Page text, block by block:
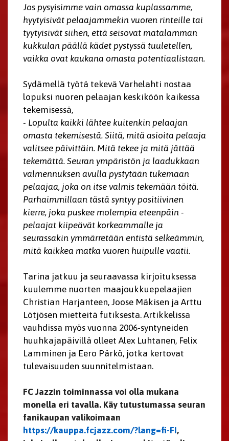
Jos pysyisimme vain omassa kuplassamme,
hyytyisivät pelaajammekin vuoren rinteille tai
tyytyisivät siihen, että seisovat matalamman
kukkulan päällä kädet pystyssä tuuletellen,
vaikka ovat kaukana omasta potentiaalistaan.
Sydämellä työtä tekevä Varhelahti nostaa
lopuksi nuoren pelaajan keskiköön kaikessa
tekemisessä,
- Lopulta kaikki lähtee kuitenkin pelaajan
omasta tekemisestä. Siitä, mitä asioita pelaaja
valitsee päivittäin. Mitä tekee ja mitä jättää
tekemättä. Seuran ympäristön ja laadukkaan
valmennuksen avulla pystytään tukemaan
pelaajaa, joka on itse valmis tekemään töitä.
Parhaimmillaan tästä syntyy positiivinen
kierre, joka puskee molempia eteenpäin -
pelaajat kiipeävät korkeammalle ja
seurassakin ymmärretään entistä selkeämmin,
mitä kaikkea matka vuoren huipulle vaatii.
Tarina jatkuu ja seuraavassa kirjoituksessa
kuulemme nuorten maajoukkuepelaajien
Christian Harjanteen, Joose Mäkisen ja Arttu
Lötjösen mietteitä futiksesta. Artikkelissa
vauhdissa myös vuonna 2006-syntyneiden
huuhkajapäivillä olleet Alex Luhtanen, Felix
Lamminen ja Eero Pärkö, jotka kertovat
tulevaisuuden suunnitelmistaan.
FC Jazzin toiminnassa voi olla mukana
monella eri tavalla. Käy tutustumassa seuran
fanikaupan valikoimaan
https://kauppa.fcjazz.com/?lang=fi-FI,